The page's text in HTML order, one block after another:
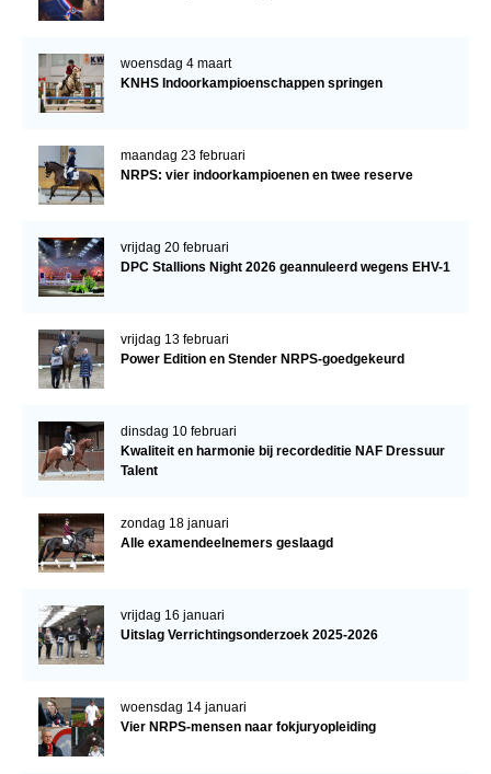
woensdag 4 maart
KNHS Indoorkampioenschappen springen
maandag 23 februari
NRPS: vier indoorkampioenen en twee reserve
vrijdag 20 februari
DPC Stallions Night 2026 geannuleerd wegens EHV-1
vrijdag 13 februari
Power Edition en Stender NRPS-goedgekeurd
dinsdag 10 februari
Kwaliteit en harmonie bij recordeditie NAF Dressuur
Talent
zondag 18 januari
Alle examendeelnemers geslaagd
vrijdag 16 januari
Uitslag Verrichtingsonderzoek 2025-2026
woensdag 14 januari
Vier NRPS-mensen naar fokjuryopleiding